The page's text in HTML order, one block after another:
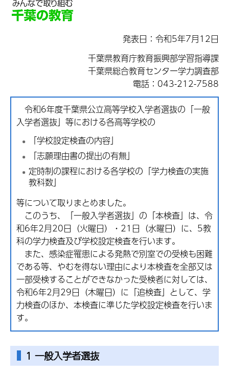
発表日：令和5年7月12日
千葉県教育庁教育振興部学習指導課
千葉県総合教育センター学力調査部
電話：043-212-7588
令和6年度千葉県公立高等学校入学者選抜の「一般
入学者選抜」等における各高等学校の
「学校設定検査の内容」
「志願理由書の提出の有無」
定時制の課程における各学校の「学力検査の実施
教科数」
等について取りまとめました。
このうち、「一般入学者選抜」の「本検査」は、令
和6年2月20日（火曜日）・21日（水曜日）に、5教
科の学力検査及び学校設定検査を行います。
また、感染症罹患による発熱で別室での受検も困難
である等、やむを得ない理由により本検査を全部又は
一部受検することができなかった受検者に対しては、
令和6年2月29日（木曜日）に「追検査」として、学
力検査のほか、本検査に準じた学校設定検査を行いま
す。
1 一般入学者選抜